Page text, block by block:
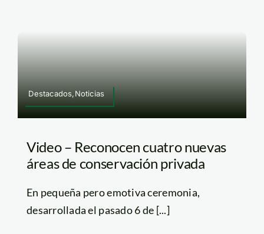
Destacados,Noticias
Video – Reconocen cuatro nuevas
áreas de conservación privada
En pequeña pero emotiva ceremonia,
desarrollada el pasado 6 de [...]